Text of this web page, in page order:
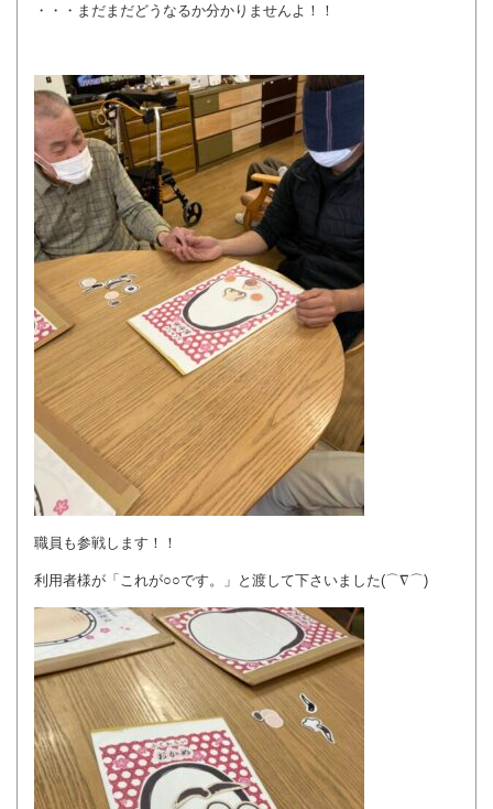
・・・まだまだどうなるか分かりませんよ！！
職員も参戦します！！
利用者様が「これが○○です。」と渡して下さいました(⌒∇⌒)